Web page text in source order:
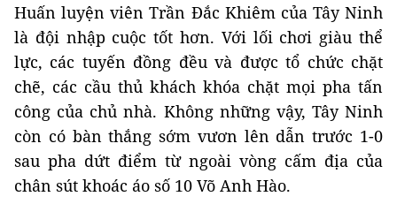
Huấn luyện viên Trần Đắc Khiêm của Tây Ninh
là đội nhập cuộc tốt hơn. Với lối chơi giàu thể
lực, các tuyến đồng đều và được tổ chức chặt
chẽ, các cầu thủ khách khóa chặt mọi pha tấn
công của chủ nhà. Không những vậy, Tây Ninh
còn có bàn thắng sớm vươn lên dẫn trước 1-0
sau pha dứt điểm từ ngoài vòng cấm địa của
chân sút khoác áo số 10 Võ Anh Hào.